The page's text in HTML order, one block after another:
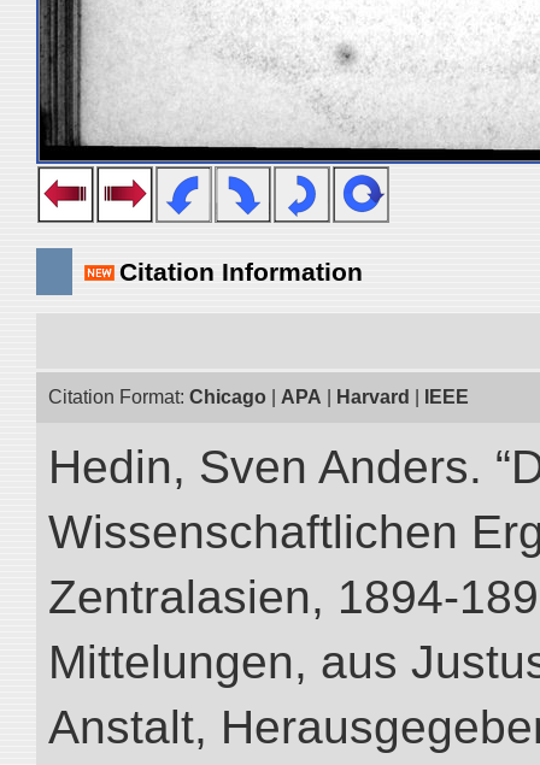
Citation Information
Citation Format: Chicago APA Harvard IEEE
Hedin, Sven Anders.
Wissenschaftlichen
Zentralasien, 1894-
Mittelungen, aus
Anstalt,